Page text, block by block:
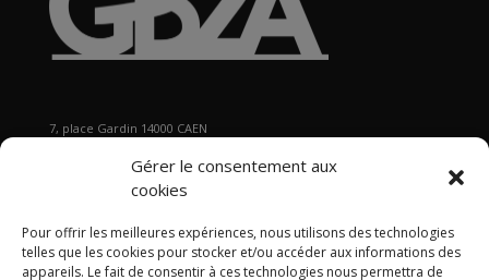
Gérer le consentement aux
cookies
Pour offrir les meilleures expériences, nous utilisons des technologies
telles que les cookies pour stocker et/ou accéder aux informations des
appareils. Le fait de consentir à ces technologies nous permettra de
7, place Gardin 14000 CAEN
ecretariat@gb2a.fr
Nos bureaux
Caen • Paris • Marseille Lyon• Nancy • Lille •Bordeaux •